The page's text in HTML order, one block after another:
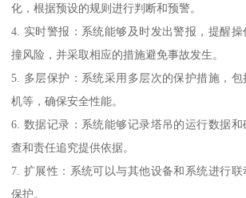
化，根据预设的规则进行判断和预警。
4. 实时警报：系统能够及时发出警报，提醒
撞风险，并采取相应的措施避免事故发生。
5. 多层保护：系统采用多层次的保护措施，
机等，确保安全性能。
6. 数据记录：系统能够记录塔吊的运行数据
查和责任追究提供依据。
7. 扩展性：系统可以与其他设备和系统进行
保护。